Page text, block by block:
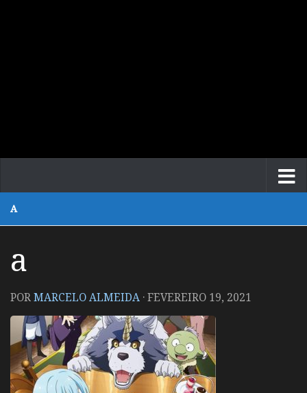
A
a
PORMARCELO ALMEIDA ·FEVEREIRO 19, 2021